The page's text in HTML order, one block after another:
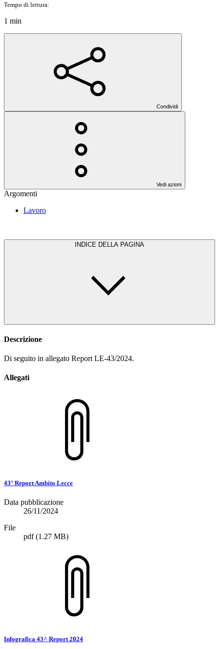
Tempo di lettura:
1 min
Condividi
Vedi azioni
Argomenti
Lavoro
INDICE DELLA PAGINA
Descrizione
Di seguito in allegato Report LE-43/2024.
Allegati
43° Report Ambito Lecce
Data pubblicazione
26/11/2024
File
pdf(1.27 MB)
Infografica 43^ Report 2024